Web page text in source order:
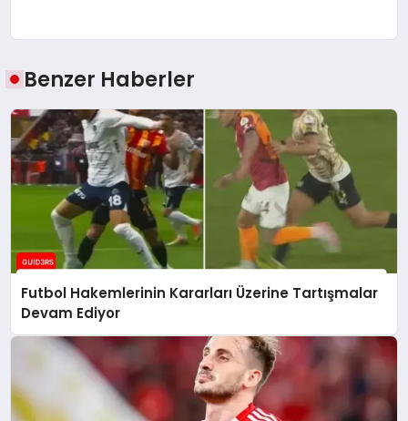
Benzer Haberler
Futbol Hakemlerinin Kararları Üzerine Tartışmalar
Devam Ediyor